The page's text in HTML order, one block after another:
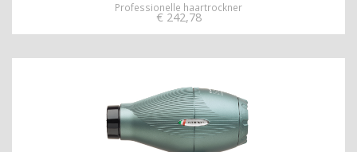
Professionelle haartrockner
€ 242,78